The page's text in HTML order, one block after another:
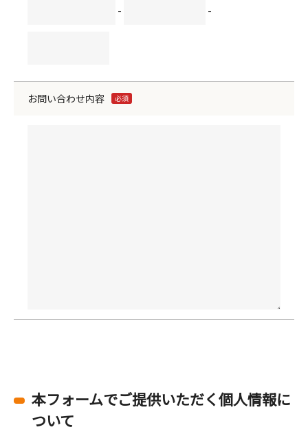
- -
お問い合わせ内容 必須
本フォームでご提供いただく個人情報に
ついて